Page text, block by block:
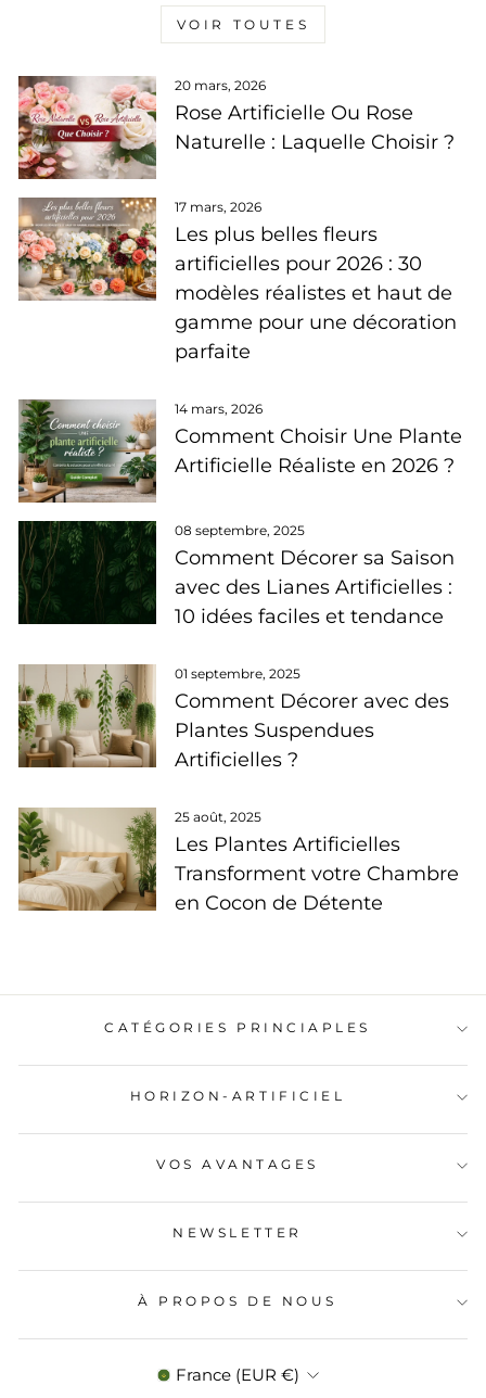
VOIR TOUTES
20 mars, 2026
Rose Artificielle Ou Rose
Naturelle : Laquelle Choisir ?
17 mars, 2026
Les plus belles fleurs
artificielles pour 2026 : 30
modèles réalistes et haut de
gamme pour une décoration
parfaite
14 mars, 2026
Comment Choisir Une Plante
Artificielle Réaliste en 2026 ?
08 septembre, 2025
Comment Décorer sa Saison
avec des Lianes Artificielles :
10 idées faciles et tendance
01 septembre, 2025
Comment Décorer avec des
Plantes Suspendues
Artificielles ?
25 août, 2025
Les Plantes Artificielles
Transforment votre Chambre
en Cocon de Détente
CATÉGORIES PRINCIAPLES
HORIZON-ARTIFICIEL
VOS AVANTAGES
NEWSLETTER
À PROPOS DE NOUS
DEVISE
France (EUR €)